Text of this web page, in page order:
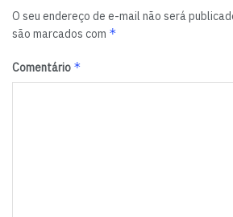
O seu endereço de e-mail não será
são marcados com *
Comentário *